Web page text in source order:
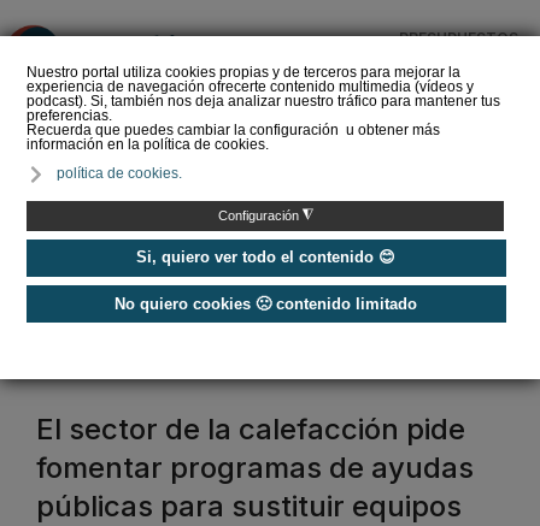
Nuestro portal utiliza cookies propias y de terceros para mejorar la
experiencia de navegación ofrecerte contenido multimedia (vídeos y
podcast). Si, también nos deja analizar nuestro tráfico para mantener tus
preferencias.
Recuerda que puedes cambiar la configuración u obtener más
información en la política de cookies.
política de cookies.
Configuración ◮
Si, quiero ver todo el contenido 😊
No quiero cookies 🙁 contenido limitado
PRESUPUESTOS
del Amperio (Episodio 3)
CNI
El sector de la calefacción pide
fomentar programas de ayudas
públicas para sustituir equipos